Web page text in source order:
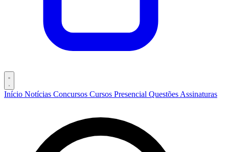
Início Notícias Concursos Cursos Presencial Questões Assinaturas